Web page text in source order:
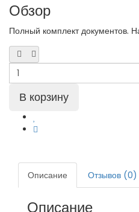
Обзор
Полный комплект документов.
Описание Отзывов (0)
Описание